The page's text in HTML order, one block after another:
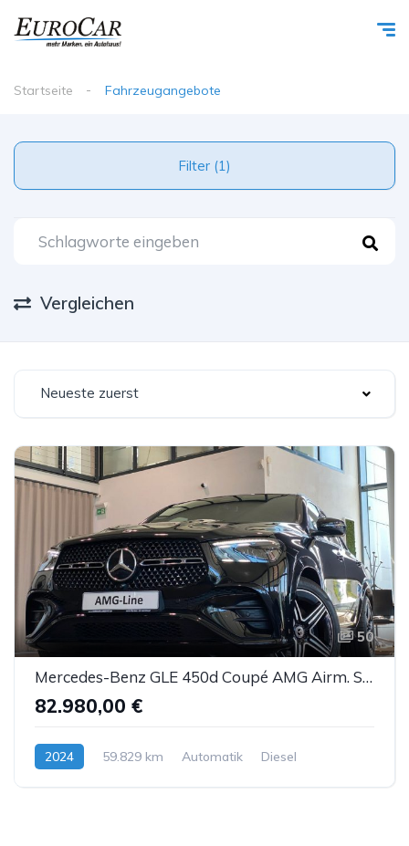
Startseite Fahrzeugangebote
Filter (1)
Vergleichen
Neueste zuerst
50
Mercedes-Benz GLE 450d Coupé AMG Airm. Sbel Pano HUD DTR AHK
82.980,00 €
2024 59.829 km Automatik Diesel